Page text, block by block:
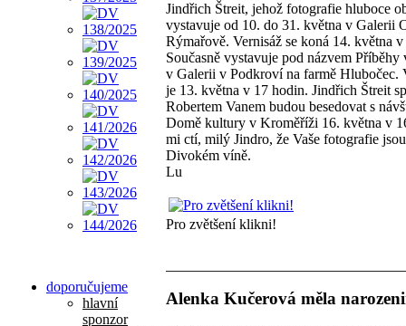
doporučujeme
hlavní
sponzor
Jindřich Štreit, jehož fotografie hluboce
vystavuje od 10. do 31. května v Galerii
Rýmařově. Vernisáž se koná 14. května
Současně vystavuje pod názvem Příběhy
v Galerii v Podkroví na farmě Hlubočec.
je 13. května v 17 hodin. Jindřich Štreit
Robertem Vanem budou besedovat s
Domě kultury v Kroměříži 16. května v
mi ctí, milý Jindro, že Vaše fotografie
Divokém víně.
Lu
Pro zvětšení klikni!
Alenka Kučerová měla